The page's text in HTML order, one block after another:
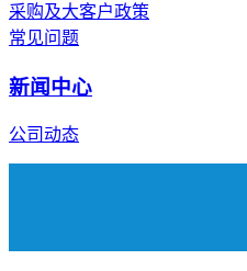
采购及大客户政策
常见问题
新闻中心
公司动态